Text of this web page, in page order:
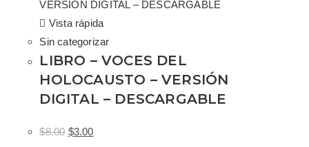
Vista rápida
Sin categorizar
LIBRO – VOCES DEL
HOLOCAUSTO – VERSIÓN
DIGITAL – DESCARGABLE
$8.00 $3.00